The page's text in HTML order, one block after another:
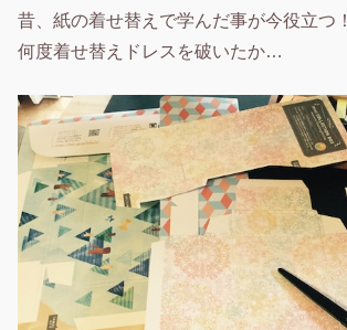
昔、紙の着せ替えで学んだ事が今役立つ！
何度着せ替えドレスを破いたか…